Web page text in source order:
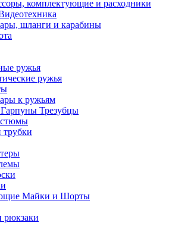
комплектующие и расходники
шланги и карабины
ружья
ружья
к ружьям
Трезубцы
Майки и Шорты
рюкзаки